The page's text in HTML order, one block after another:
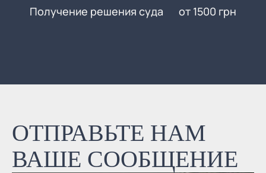
Получение решения суда от 1500 грн
ОТПРАВЬТЕ НАМ
ВАШЕ СООБЩЕНИЕ